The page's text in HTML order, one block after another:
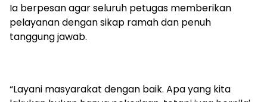
Ia berpesan agar seluruh petugas memberikan
pelayanan dengan sikap ramah dan penuh
tanggung jawab.
“Layani masyarakat dengan baik. Apa yang kita